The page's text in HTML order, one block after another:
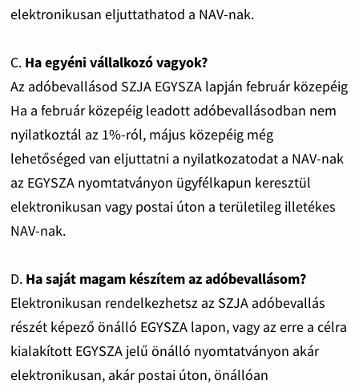
elektronikusan eljuttathatod a NAV-nak.
C. Ha egyéni vállalkozó vagyok?
Az adóbevallásod SZJA EGYSZA lapján február közepéig
Ha a február közepéig leadott adóbevallásodban nem
nyilatkoztál az 1%-ról, május közepéig még
lehetőséged van eljuttatni a nyilatkozatodat a NAV-nak
az EGYSZA nyomtatványon ügyfélkapun keresztül
elektronikusan vagy postai úton a területileg illetékes
NAV-nak.
D.Ha saját magam készítem az adóbevallásom?
Elektronikusan rendelkezhetsz az SZJA adóbevallás
részét képező önálló EGYSZA lapon, vagy az erre a célra
kialakított EGYSZA jelű önálló nyomtatványon akár
elektronikusan, akár postai úton, önállóan